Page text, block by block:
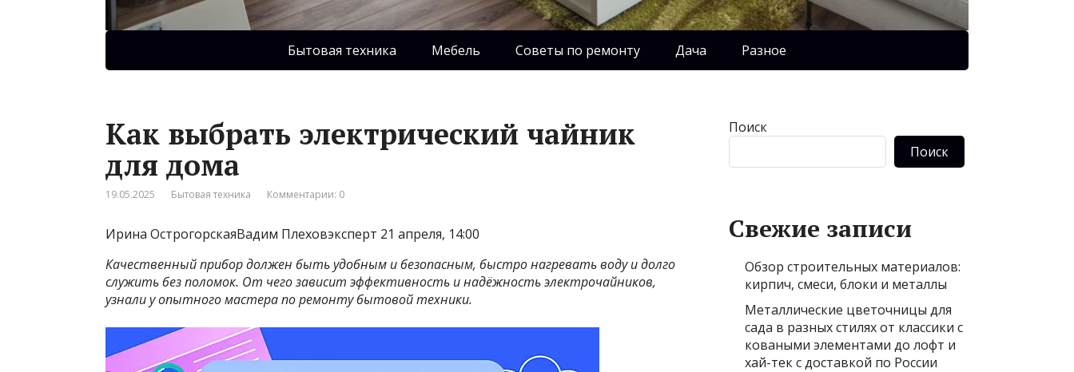
Бытовая техника Мебель Советы по ремонту Дача Разное
Как выбрать электрический чайник
для дома
19.05.2025 Бытовая техника Комментарии: 0
Ирина ОстрогорскаяВадим Плеховэксперт 21 апреля, 14:00
Качественный прибор должен быть удобным и безопасным, быстро нагревать воду и долго
служить без поломок. От чего зависит эффективность и надёжность электрочайников,
узнали у опытного мастера по ремонту бытовой техники.
Поиск
Поиск
Свежие записи
Обзор строительных материалов:
кирпич, смеси, блоки и металлы
Металлические цветочницы для
сада в разных стилях от классики с
коваными элементами до лофт и
хай-тек с доставкой по России